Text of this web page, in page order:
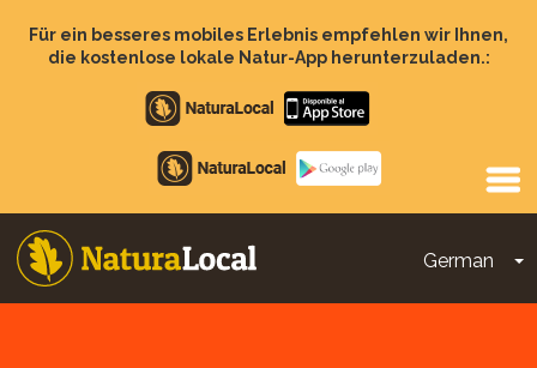
zumFür ein besseres mobiles Erlebnis empfehlen wir Ihnen,
die kostenlose lokale Natur-App herunterzuladen.:
Apple
store
Google
Play
German
Main